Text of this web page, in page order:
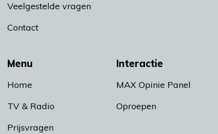
Menu
Home
TV & Radio
Prijsvragen
Interactie
MAX Opinie Panel
Oproepen
Veelgestelde vragen
Contact